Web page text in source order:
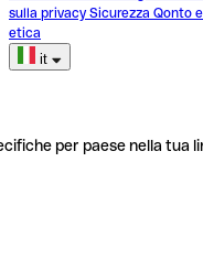
sulla privacy Sicurezza Qonto
etica
it
per paese nella tua